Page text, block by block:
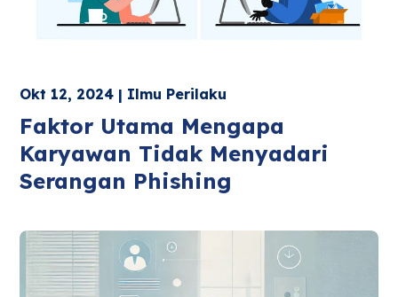
Okt 12, 2024 | Ilmu Perilaku
Faktor Utama Mengapa
Karyawan Tidak Menyadari
Serangan Phishing